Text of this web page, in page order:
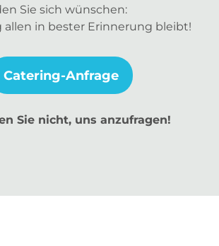
Sie sich wünschen:
allen in bester Erinnerung bleibt!
Catering-Anfrage
Sie nicht, uns anzufragen!